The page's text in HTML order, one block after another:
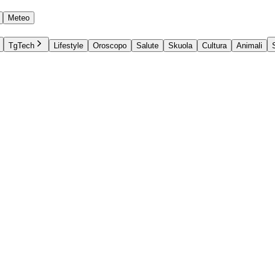
Meteo
TgTech Lifestyle Oroscopo Salute Skuola Cultura Animali